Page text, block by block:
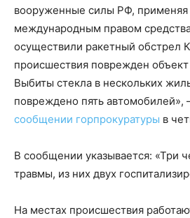
вооруженные силы РФ,
международным правом
осуществили ракетный обстрел
происшествия поврежден
Выбиты стекла в нескольких
повреждено пять автомобилей»,
сообщении горпрокуратуры в
В сообщении указывается: «Три
травмы, из них двух
На местах происшествия